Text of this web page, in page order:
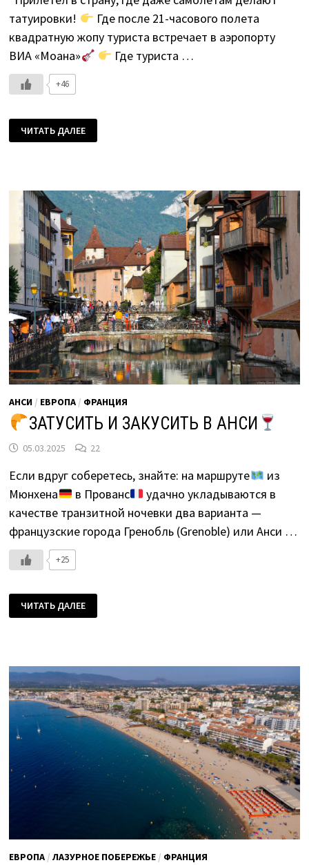
татуировки!
Где после 21-часового полета
квадратную жопу туриста встречает в аэропорту
ВИА «Моана»
Где туриста …
+46
ФРАНЦУЗСКАЯ
ПОЛИНЕЗИЯ.
ЧИТАТЬ ДАЛЕЕ
АНСИ / ЕВРОПА / ФРАНЦИЯ
ЗАТУСИТЬ И ЗАКУСИТЬ В АНСИ
05.03.2025 22
Если вдруг соберетесь, знайте: на маршруте
из
Мюнхена
в Прованс
удачно укладываются в
качестве транзитной ночевки два варианта —
французские города Гренобль (Grenoble) или Анси …
+25
ЗАТУСИТЬ
И
ЧИТАТЬ ДАЛЕЕ
ЕВРОПА /ЛАЗУРНОЕ ПОБЕРЕЖЬЕ / ФРАНЦИЯ